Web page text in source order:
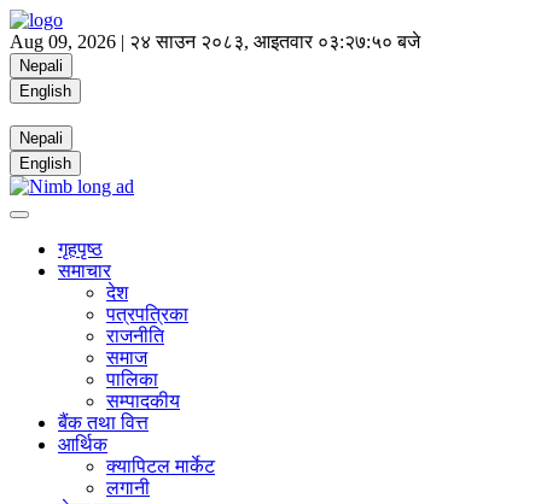
Aug 09, 2026 | २४ साउन २०८३, आइतवार ०३:२७:५० बजे
Nepali
English
Nepali
English
गृहपृष्ठ
समाचार
देश
पत्रपत्रिका
राजनीति
समाज
पालिका
सम्पादकीय
बैंक तथा वित्त
आर्थिक
क्यापिटल मार्केट
लगानी